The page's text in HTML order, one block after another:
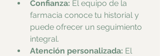
Confianza: El equipo de la
farmacia conoce tu historial y
puede ofrecer un seguimiento
integral.
Atención personalizada: El